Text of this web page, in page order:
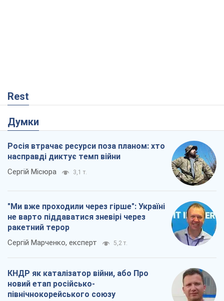
Rest
Думки
Росія втрачає ресурси поза планом: хто
насправді диктує темп війни
Сергій Місюра 3,1 т.
"Ми вже проходили через гірше": Україні
не варто піддаватися зневірі через
ракетний терор
Сергій Марченко, експерт 5,2 т.
КНДР як каталізатор війни, або Про
новий етап російсько-
північнокорейського союзу